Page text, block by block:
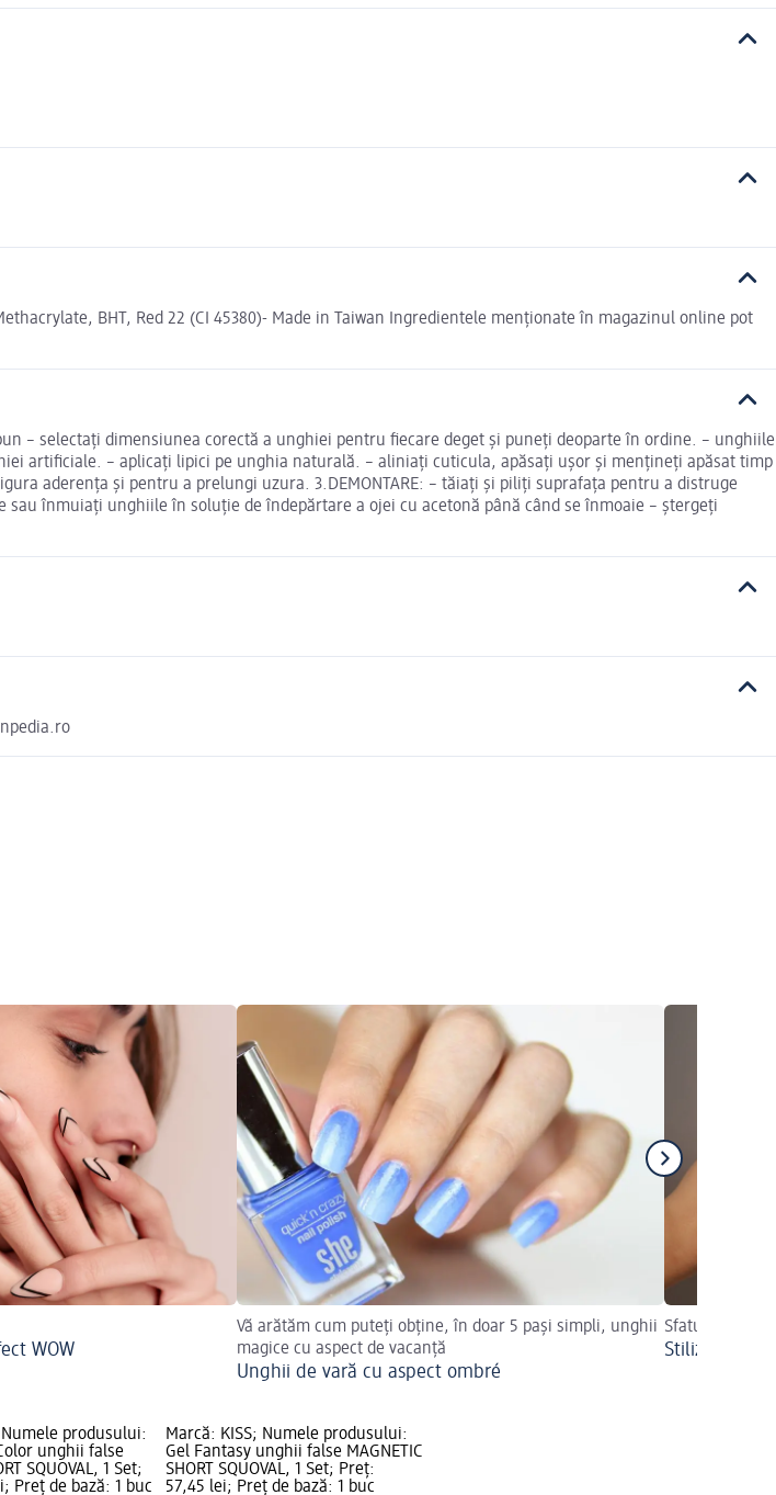
BHT, Red 22 (CI 45380)- Made in Taiwan Ingredientele menționate în magazinul online pot
– selectați dimensiunea corectă a unghiei pentru fiecare deget și puneți deoparte în ordine. – unghiile
artificiale. – aplicați lipici pe unghia naturală. – aliniați cuticula, apăsați ușor și mențineți apăsat timp
aderența și pentru a prelungi uzura. 3.DEMONTARE: – tăiați și piliți suprafața pentru a distruge
înmuiați unghiile în soluție de îndepărtare a ojei cu acetonă până când se înmoaie – ștergeți
WOW
Vă arătăm cum puteți obține, în doar 5 pași simpli, unghii
magice cu aspect de vacanță
Unghii de vară cu aspect ombré
Sfaturi și
Stilizați-vă
Numele produsului:
unghii false
SQUOVAL, 1 Set;
Preț de bază: 1 buc
Marcă: KISS; Numele produsului:
Gel Fantasy unghii false MAGNETIC
SHORT SQUOVAL, 1 Set; Preț:
57,45 lei; Preț de bază: 1 buc